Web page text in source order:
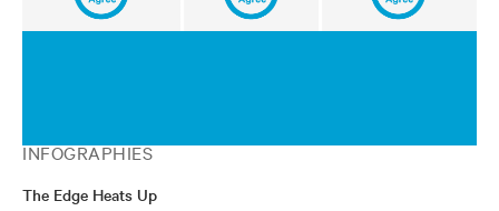
INFOGRAPHIES
The Edge Heats Up